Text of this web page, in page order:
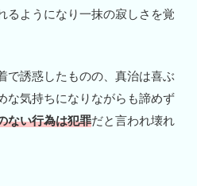
るようになり一抹の寂しさを覚
で誘惑したものの、真治は喜ぶ
な気持ちになりながらも諦めず
ない行為は犯罪だと言われ壊れ